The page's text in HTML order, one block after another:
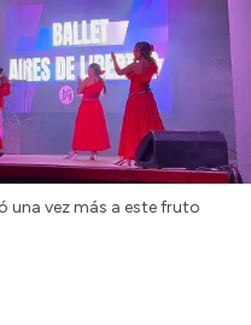
una vez más a este fruto